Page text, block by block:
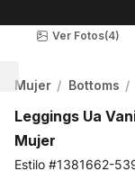
Ver Fotos(4)
Mujer Bottoms
Leggings Ua
Mujer
1381662-